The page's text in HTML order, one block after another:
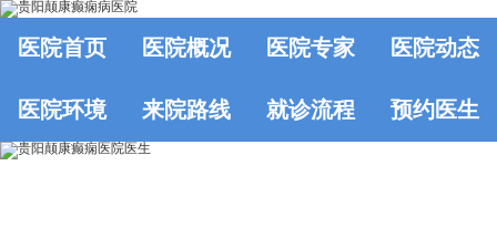
医院首页 医院概况 医院专家 医院动态
医院环境 来院路线 就诊流程 预约医生